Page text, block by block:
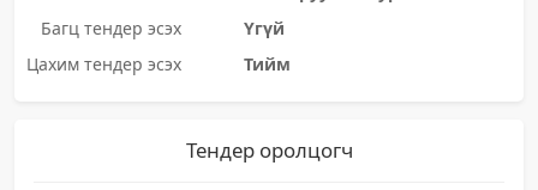
Багц тендер эсэх
Үгүй
Цахим тендер эсэх
Тийм
Тендер оролцогч